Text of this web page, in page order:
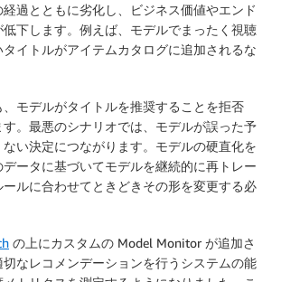
過とともに劣化し、ビジネス価値やエンド
下します。例えば、モデルでまったく視聴
イトルがアイテムカタログに追加されるな
モデルがタイトルを推奨することを拒否
す。最悪のシナリオでは、モデルが誤った予
い決定につながります。モデルの硬直化を
ータに基づいてモデルを継続的に再トレー
ルに合わせてときどきその形を変更する必
の上にカスタムの Model Monitor が追加さ
なレコメンデーションを行うシステムの能